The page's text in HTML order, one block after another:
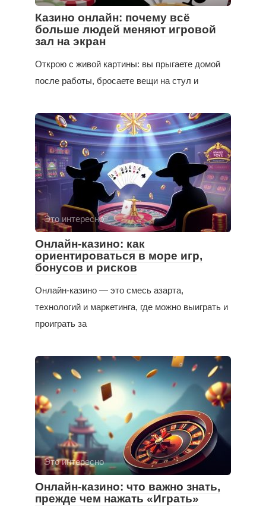
Казино онлайн: почему всё
больше людей меняют игровой
зал на экран
Открою с живой картины: вы прыгаете домой
после работы, бросаете вещи на стул и
Это интересно
Онлайн-казино: как
ориентироваться в море игр,
бонусов и рисков
Онлайн-казино — это смесь азарта,
технологий и маркетинга, где можно выиграть и
проиграть за
Это интересно
Онлайн-казино: что важно знать,
прежде чем нажать «Играть»